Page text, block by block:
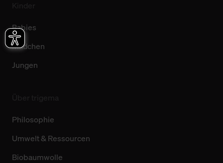
Babies
Mädchen
Jungen
Philosophie
Umwelt & Ressourcen
Biobaumwolle